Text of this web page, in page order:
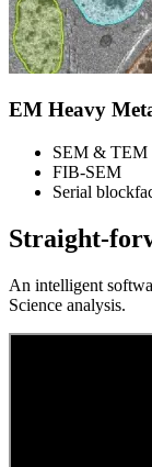
EM Heavy
SEM & TEM
FIB-SEM
Serial
Straight-
An intelligent
Science analysis.